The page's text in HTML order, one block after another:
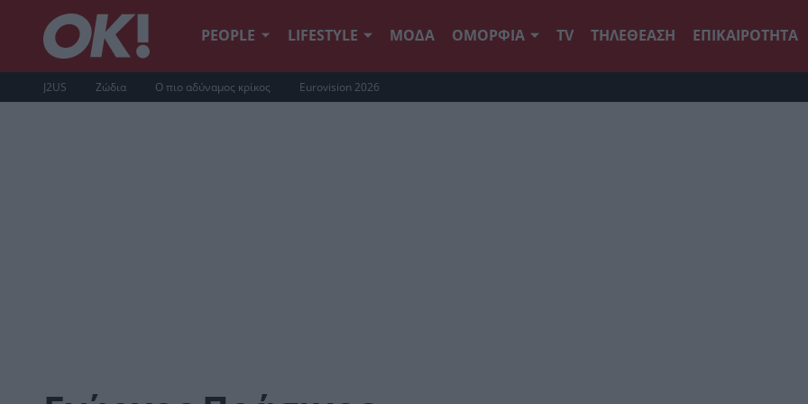
PEOPLE LIFESTYLE ΜΟΔΑ ΟΜΟΡΦΙΑ TV ΤΗΛΕΘΕΑΣΗ ΕΠΙΚΑΙΡΟΤΗΤΑ
J2US Ζώδια Ο πιο αδύναμος κρίκος Eurovision 2026